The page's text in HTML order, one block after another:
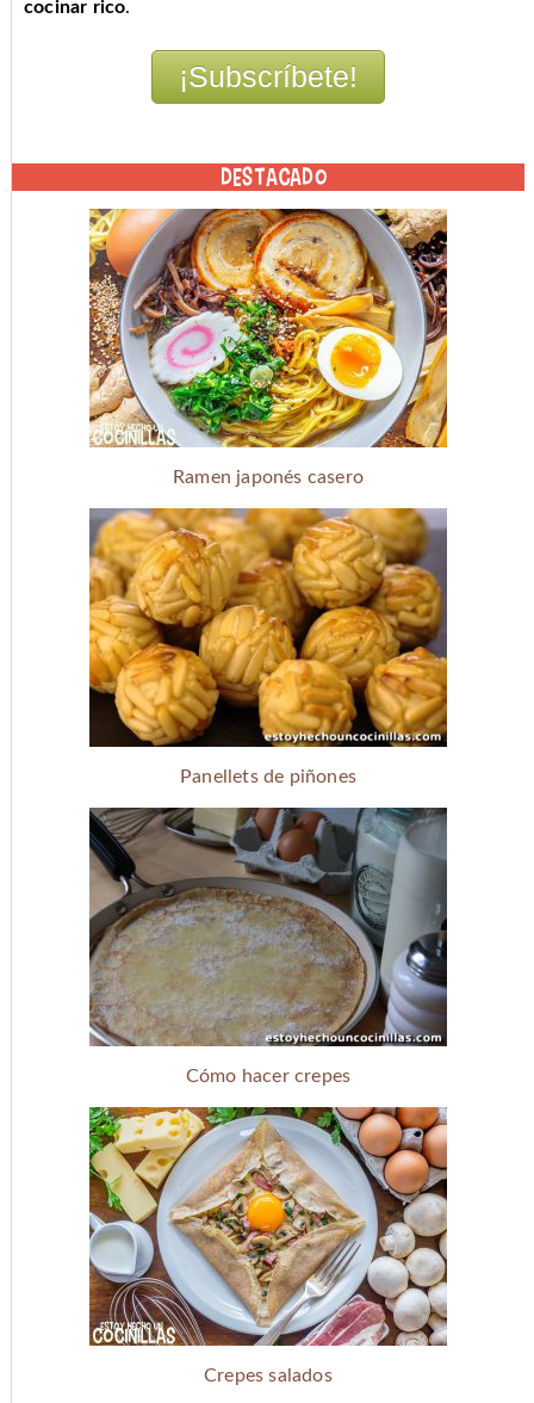
cocinar rico.
DESTACADO
Ramen japonés casero
Panellets de piñones
Cómo hacer crepes
Crepes salados